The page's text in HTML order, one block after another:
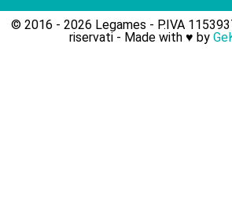
© 2016 - 2026 Legames - P.IVA
riservati - Made with ♥︎ by